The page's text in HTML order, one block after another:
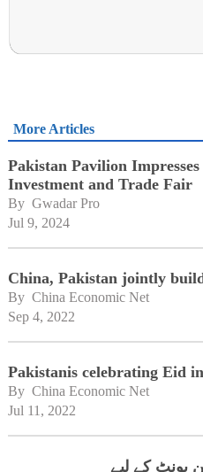
More Articles
Pakistan Pavilion
Investment and Trade Fair
By Gwadar Pro
Jul 9, 2024
China, Pakistan jointly
By China Economic Net
Sep 4, 2022
Pakistanis celebrating Eid
By China Economic Net
Jul 11, 2022
یونٹ کے لیے